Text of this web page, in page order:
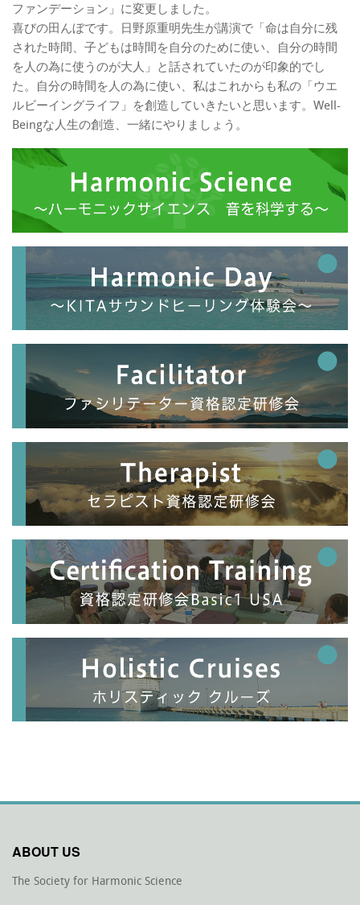
ファンデーション」に変更しました。
喜びの田んぼです。日野原重明先生が講演で「命は自分に残
された時間、子どもは時間を自分のために使い、自分の時間
を人の為に使うのが大人」と話されていたのが印象的でし
た。自分の時間を人の為に使い、私はこれからも私の「ウエ
ルビーイングライフ」を創造していきたいと思います。Well-
Beingな人生の創造、一緒にやりましょう。
ABOUT US
The Society for Harmonic Science